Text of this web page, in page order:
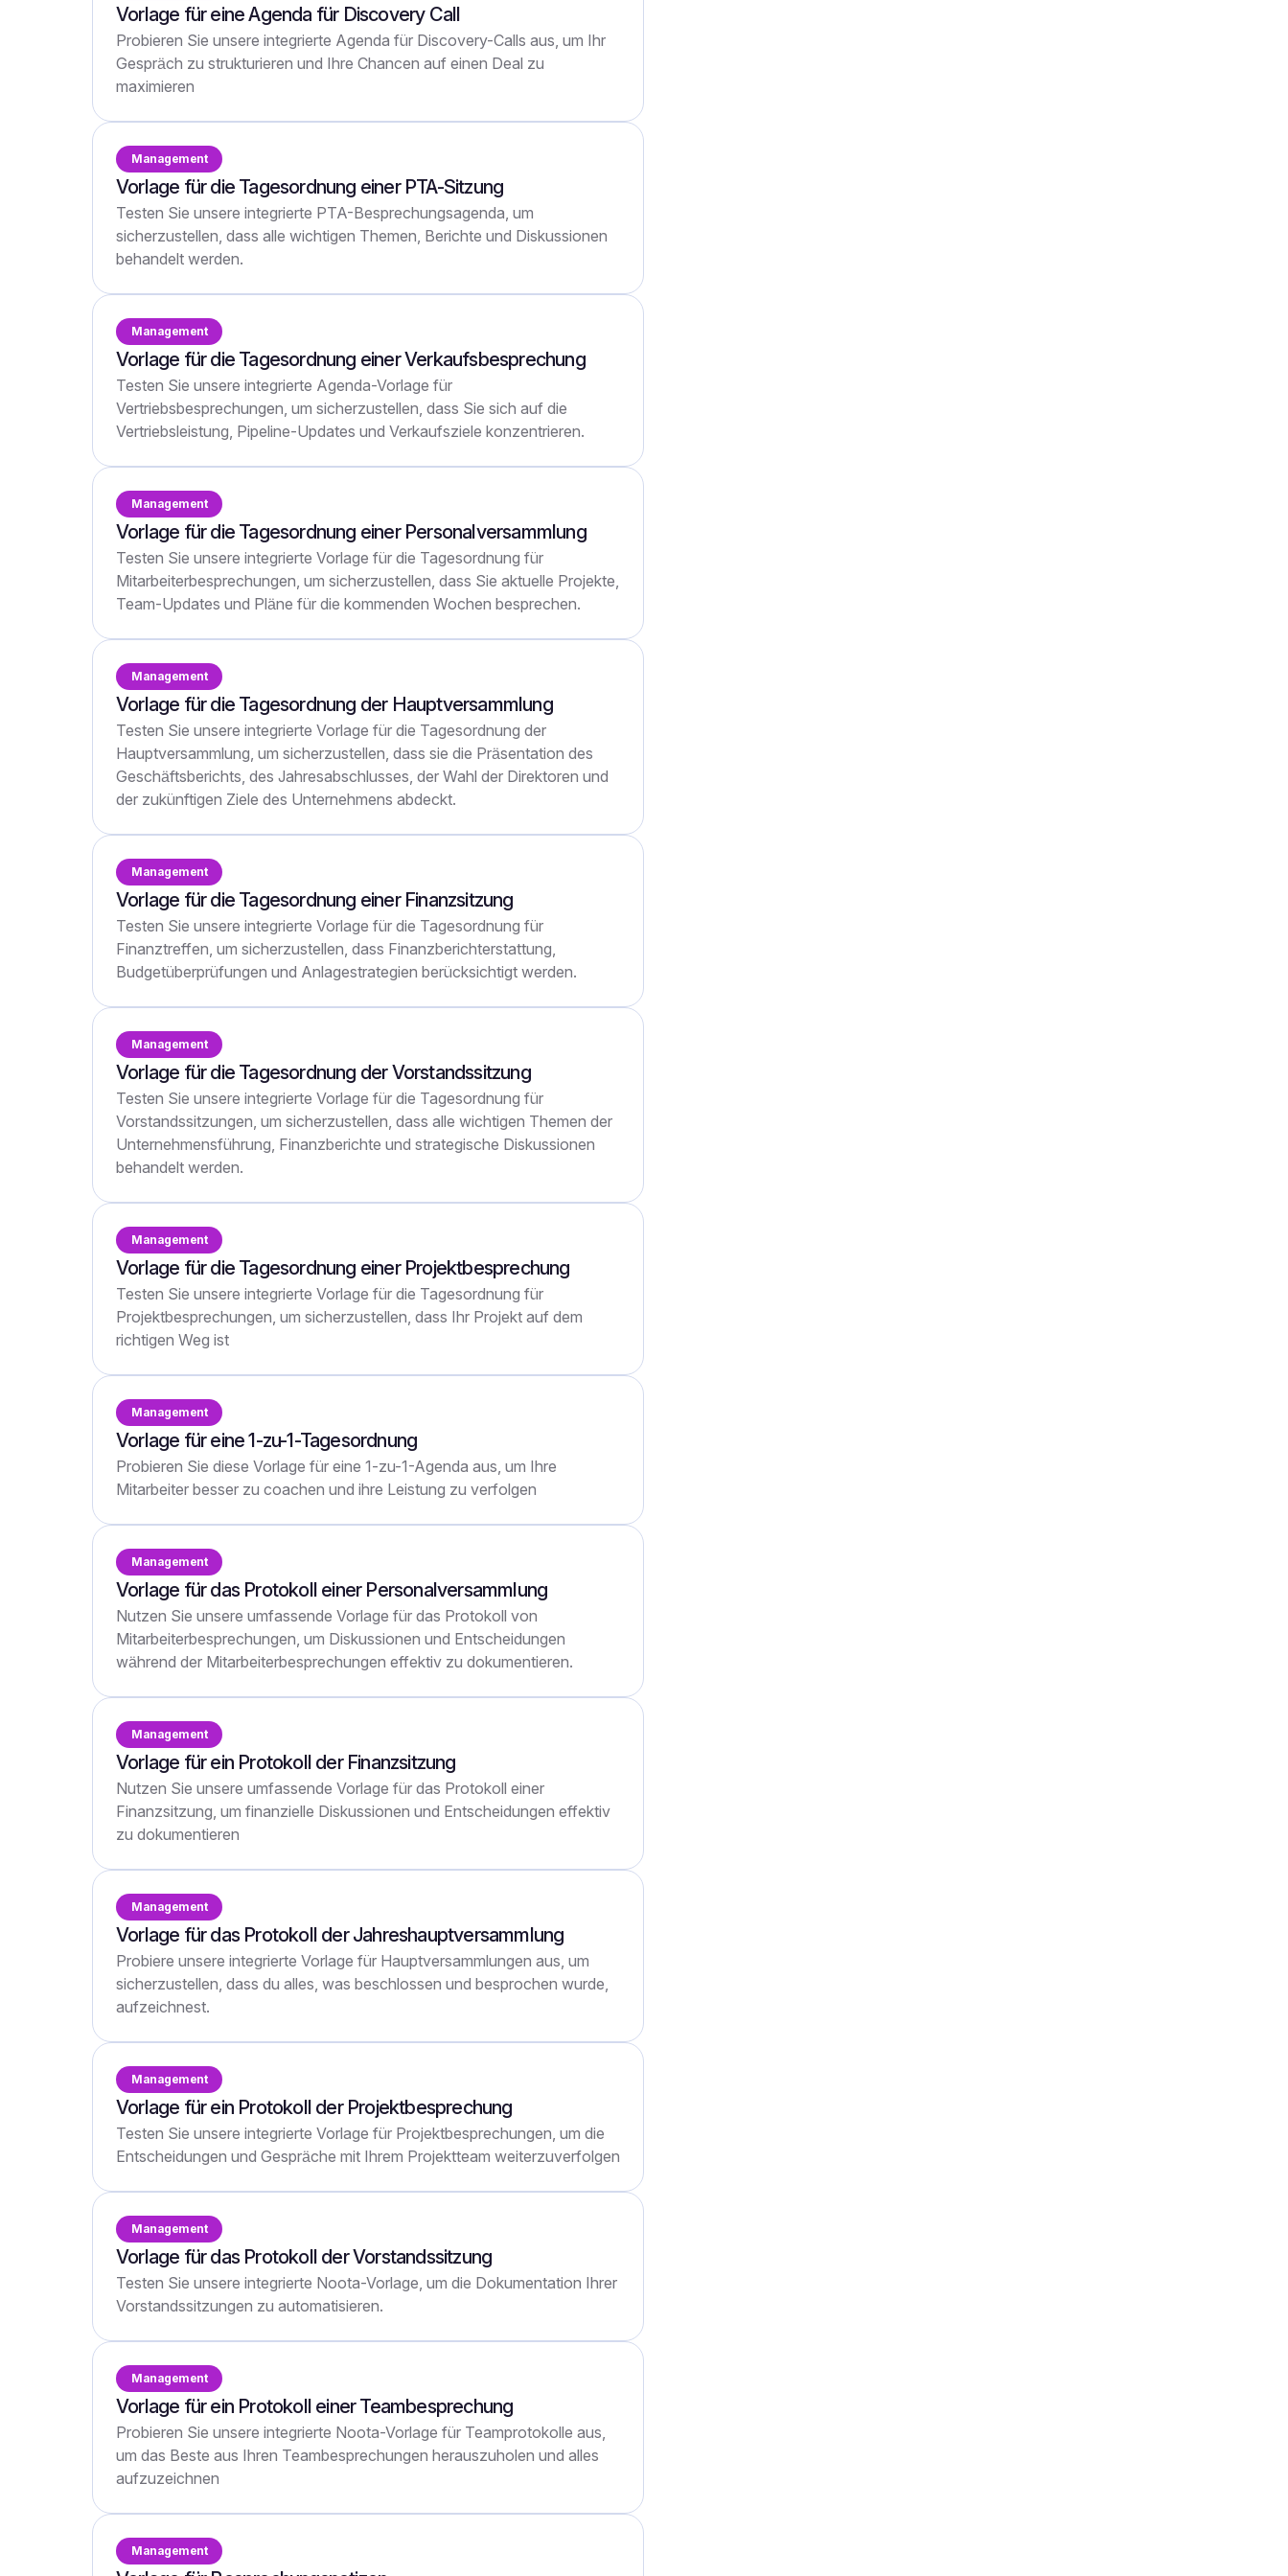
Vorlage für eine Agenda für Discovery Call
Probieren Sie unsere integrierte Agenda für Discovery-Calls aus, um Ihr
Gespräch zu strukturieren und Ihre Chancen auf einen Deal zu
maximieren
Management
Vorlage für die Tagesordnung einer PTA-Sitzung
Testen Sie unsere integrierte PTA-Besprechungsagenda, um
sicherzustellen, dass alle wichtigen Themen, Berichte und Diskussionen
behandelt werden.
Management
Vorlage für die Tagesordnung einer Verkaufsbesprechung
Testen Sie unsere integrierte Agenda-Vorlage für
Vertriebsbesprechungen, um sicherzustellen, dass Sie sich auf die
Vertriebsleistung, Pipeline-Updates und Verkaufsziele konzentrieren.
Management
Vorlage für die Tagesordnung einer Personalversammlung
Testen Sie unsere integrierte Vorlage für die Tagesordnung für
Mitarbeiterbesprechungen, um sicherzustellen, dass Sie aktuelle Projekte,
Team-Updates und Pläne für die kommenden Wochen besprechen.
Management
Vorlage für die Tagesordnung der Hauptversammlung
Testen Sie unsere integrierte Vorlage für die Tagesordnung der
Hauptversammlung, um sicherzustellen, dass sie die Präsentation des
Geschäftsberichts, des Jahresabschlusses, der Wahl der Direktoren und
der zukünftigen Ziele des Unternehmens abdeckt.
Management
Vorlage für die Tagesordnung einer Finanzsitzung
Testen Sie unsere integrierte Vorlage für die Tagesordnung für
Finanztreffen, um sicherzustellen, dass Finanzberichterstattung,
Budgetüberprüfungen und Anlagestrategien berücksichtigt werden.
Management
Vorlage für die Tagesordnung der Vorstandssitzung
Testen Sie unsere integrierte Vorlage für die Tagesordnung für
Vorstandssitzungen, um sicherzustellen, dass alle wichtigen Themen der
Unternehmensführung, Finanzberichte und strategische Diskussionen
behandelt werden.
Management
Vorlage für die Tagesordnung einer Projektbesprechung
Testen Sie unsere integrierte Vorlage für die Tagesordnung für
Projektbesprechungen, um sicherzustellen, dass Ihr Projekt auf dem
richtigen Weg ist
Management
Vorlage für eine 1-zu-1-Tagesordnung
Probieren Sie diese Vorlage für eine 1-zu-1-Agenda aus, um Ihre
Mitarbeiter besser zu coachen und ihre Leistung zu verfolgen
Management
Vorlage für das Protokoll einer Personalversammlung
Nutzen Sie unsere umfassende Vorlage für das Protokoll von
Mitarbeiterbesprechungen, um Diskussionen und Entscheidungen
während der Mitarbeiterbesprechungen effektiv zu dokumentieren.
Management
Vorlage für ein Protokoll der Finanzsitzung
Nutzen Sie unsere umfassende Vorlage für das Protokoll einer
Finanzsitzung, um finanzielle Diskussionen und Entscheidungen effektiv
zu dokumentieren
Management
Vorlage für das Protokoll der Jahreshauptversammlung
Probiere unsere integrierte Vorlage für Hauptversammlungen aus, um
sicherzustellen, dass du alles, was beschlossen und besprochen wurde,
aufzeichnest.
Management
Vorlage für ein Protokoll der Projektbesprechung
Testen Sie unsere integrierte Vorlage für Projektbesprechungen, um die
Entscheidungen und Gespräche mit Ihrem Projektteam weiterzuverfolgen
Management
Vorlage für das Protokoll der Vorstandssitzung
Testen Sie unsere integrierte Noota-Vorlage, um die Dokumentation Ihrer
Vorstandssitzungen zu automatisieren.
Management
Vorlage für ein Protokoll einer Teambesprechung
Probieren Sie unsere integrierte Noota-Vorlage für Teamprotokolle aus,
um das Beste aus Ihren Teambesprechungen herauszuholen und alles
aufzuzeichnen
Management